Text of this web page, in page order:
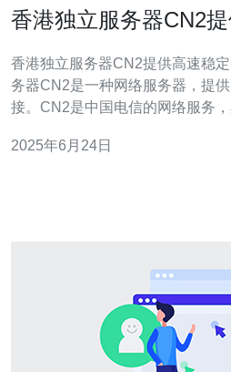
香港独立服务器CN2
香港独立服务器CN2提供高速稳定的网络
务器CN2是一种网络服务器，提
接。CN2是中国电信的网络服务
快速的网站加载速度和更可靠的网络连接。
2025年6月24日